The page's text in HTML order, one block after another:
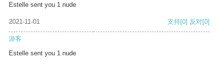
Estelle sent you 1 nude
2021-11-01 支持[0] 反对[0]
游客
Estelle sent you 1 nude